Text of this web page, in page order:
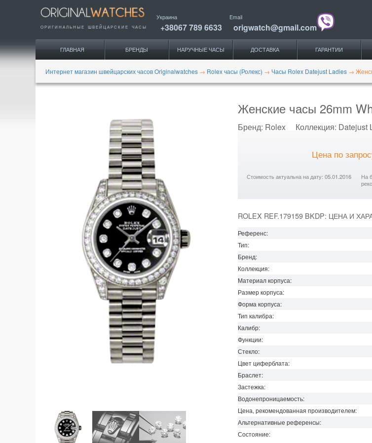
ОРИГИНАЛЬНЫЕ ШВЕЙЦАРСКИЕ ЧАСЫ
Украина
+38067 789 6633
Email
origwatch@gmail.com
ГЛАВНАЯ БРЕНДЫ НАРУЧНЫЕ ЧАСЫ ДОСТАВКА ГАРАНТИИ
Интернет магазин швейцарских часов Originalwatches → Rolex часы (Ролекс) → Часы Rolex Datejust Ladies →
Женские часы 26mm
Бренд: Rolex Коллекция: Datejust
Цена по
Стоимость актуальна на дату: 05.01.2016
На
ROLEX REF.179159 BKDP: ЦЕНА И
Референс:
Тип:
Бренд:
Коллекция:
Материал корпуса:
Размер корпуса:
Форма корпуса:
Тип калибра:
Калибр:
Функции:
Стекло:
Цвет циферблата:
Браслет:
Застежка:
Водонепроницаемость:
Цена, рекомендованная производителем:
Альтернативные референсы:
Состояние: